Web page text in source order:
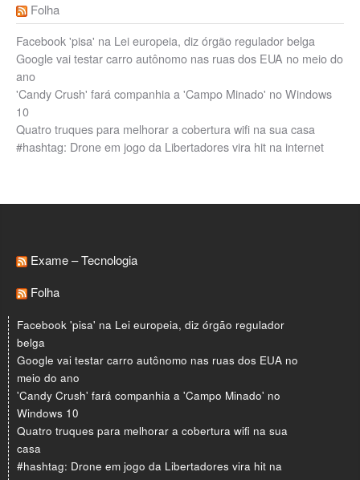
Folha
Facebook 'pisa' na Lei europeia, diz órgão regulador belga
Google vai testar carro autônomo nas ruas dos EUA no meio do
ano
'Candy Crush' fará companhia a 'Campo Minado' no Windows
10
Quatro truques para melhorar a cobertura wifi na sua casa
#hashtag: Drone em jogo da Libertadores vira hit na internet
Exame – Tecnologia
Folha
Facebook 'pisa' na Lei europeia, diz órgão regulador
belga
Google vai testar carro autônomo nas ruas dos EUA no
meio do ano
'Candy Crush' fará companhia a 'Campo Minado' no
Windows 10
Quatro truques para melhorar a cobertura wifi na sua
casa
#hashtag: Drone em jogo da Libertadores vira hit na